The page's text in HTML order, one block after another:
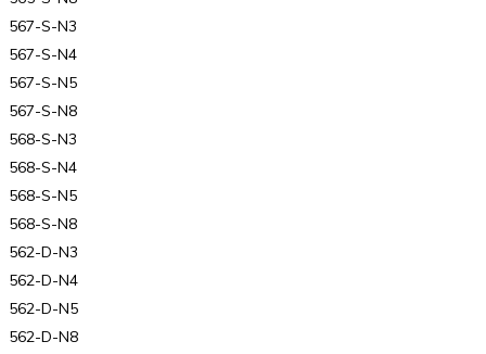
567-S-N3
567-S-N4
567-S-N5
567-S-N8
568-S-N3
568-S-N4
568-S-N5
568-S-N8
562-D-N3
562-D-N4
562-D-N5
562-D-N8